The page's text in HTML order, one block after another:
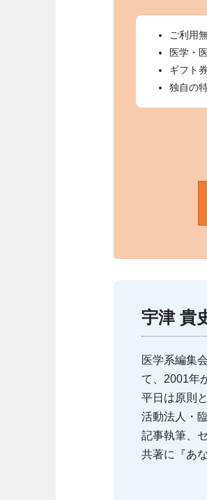
ご利用
医学・
ギフト
独自の
宇津 貴
医学系編集
て、2001年
平日は原則
活動法人・
記事執筆、
共著に『あ